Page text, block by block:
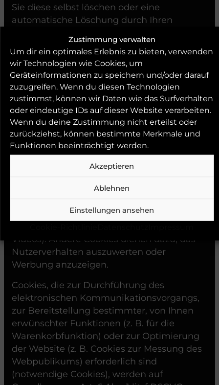
Zustimmung verwalten
Um dir ein optimales Erlebnis zu bieten, verwenden
wir Technologien wie Cookies, um
Geräteinformationen zu speichern und/oder darauf
zuzugreifen. Wenn du diesen Technologien
zustimmst, können wir Daten wie das Surfverhalten
oder eindeutige IDs auf dieser Website verarbeiten.
Wenn du deine Zustimmung nicht erteilst oder
zurückziehst, können bestimmte Merkmale und
Funktionen beeinträchtigt werden.
Akzeptieren
Ablehnen
Einstellungen ansehen
Sie diese selbst löschen oder eine
automatische Löschung durch Ihren
Teilweise können auch Cookies von
Drittunternehmen auf Ihrem Endgerät
gespeichert werden, wenn Sie unsere Seite
betreten (Third-Party-Cookies). Diese
ermöglichen uns oder Ihnen die Nutzung
bestimmter Dienstleistungen des
Drittunternehmens (z. B. Cookies zur
Abwicklung von Zahlungsdienstleistungen).
Cookies haben verschiedene Funktionen.
notwendig, da bestimmte
funktionieren würden (z. B. die
Videos). Andere Cookies dienen dazu, das
Nutzerverhalten auszuwerten oder
Werbung anzuzeigen.
Cookies, die zur Durchführung des
elektronischen Kommunikationsvorgangs,
zur Bereitstellung bestimmter, von Ihnen
erwünschter Funktionen (z. B. für die
Warenkorbfunktion) oder zur Optimierung
der Website (z. B. Cookies zur Messung des
Webpublikums) erforderlich sind
(notwendige Cookies), werden auf